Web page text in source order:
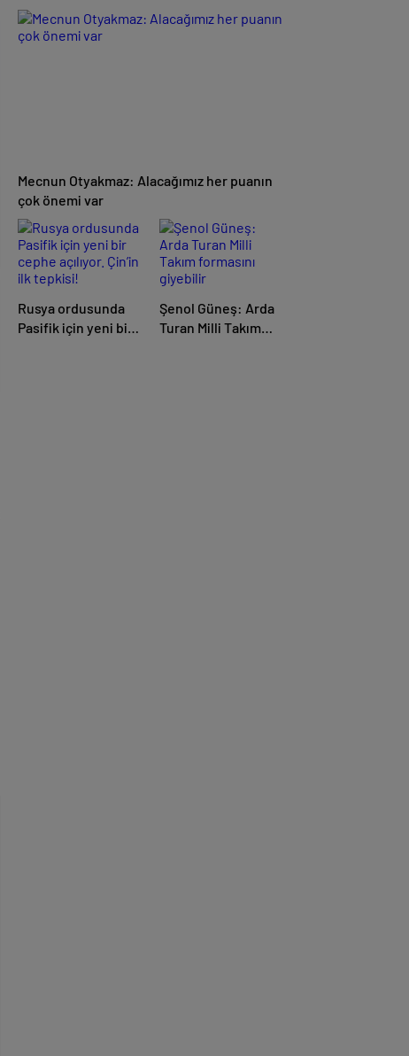
değiştirebilir ?
Detaylar burada…
yakından
görmemiştiniz
Mecnun Otyakmaz: Alacağımız her puanın
çok önemi var
Rusya ordusunda
Pasifik için yeni bir
Şenol Güneş: Arda
Turan Milli Takım